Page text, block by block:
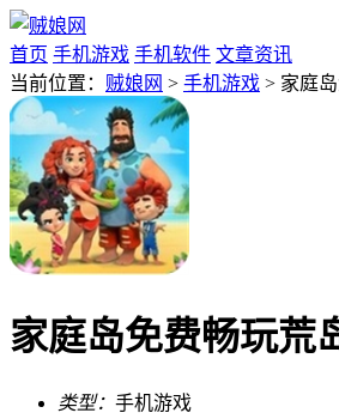
首页 手机游戏 手机软件 文章资讯
当前位置： 贼娘网 > 手机游戏 > 家庭
家庭岛免费畅玩荒
类型： 手机游戏